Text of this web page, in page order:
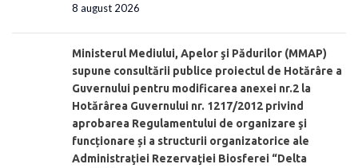
8 august 2026
Ministerul Mediului, Apelor şi Pădurilor (MMAP)
supune consultării publice proiectul de Hotărâre a
Guvernului pentru modificarea anexei nr.2 la
Hotărârea Guvernului nr. 1217/2012 privind
aprobarea Regulamentului de organizare şi
funcționare și a structurii organizatorice ale
Administraţiei Rezervaţiei Biosferei “Delta